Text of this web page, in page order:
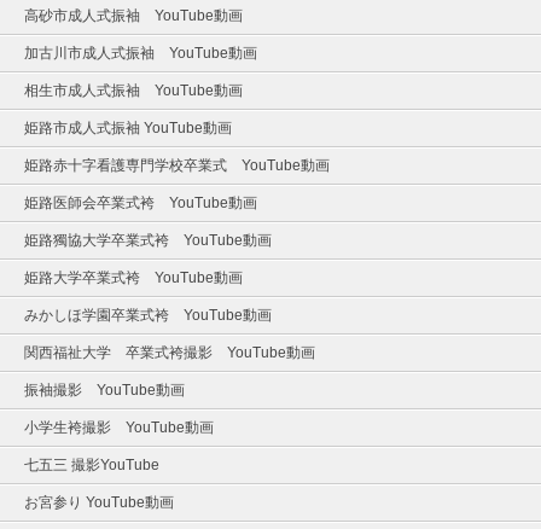
高砂市成人式振袖 YouTube動画
加古川市成人式振袖 YouTube動画
相生市成人式振袖 YouTube動画
姫路市成人式振袖 YouTube動画
姫路赤十字看護専門学校卒業式 YouTube動画
姫路医師会卒業式袴 YouTube動画
姫路獨協大学卒業式袴 YouTube動画
姫路大学卒業式袴 YouTube動画
みかしほ学園卒業式袴 YouTube動画
関西福祉大学 卒業式袴撮影 YouTube動画
振袖撮影 YouTube動画
小学生袴撮影 YouTube動画
七五三 撮影YouTube
お宮参り YouTube動画